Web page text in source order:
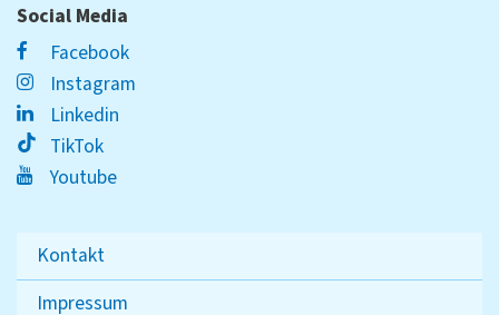
Social Media
Facebook
Instagram
Linkedin
TikTok
Youtube
Kontakt
Impressum